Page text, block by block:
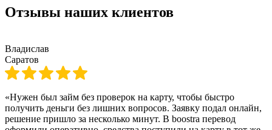
Отзывы наших клиентов
Владислав
Саратов
«Нужен был займ без проверок на карту, чтобы быстро
получить деньги без лишних вопросов. Заявку подал онлайн,
решение пришло за несколько минут. В boostra перевод